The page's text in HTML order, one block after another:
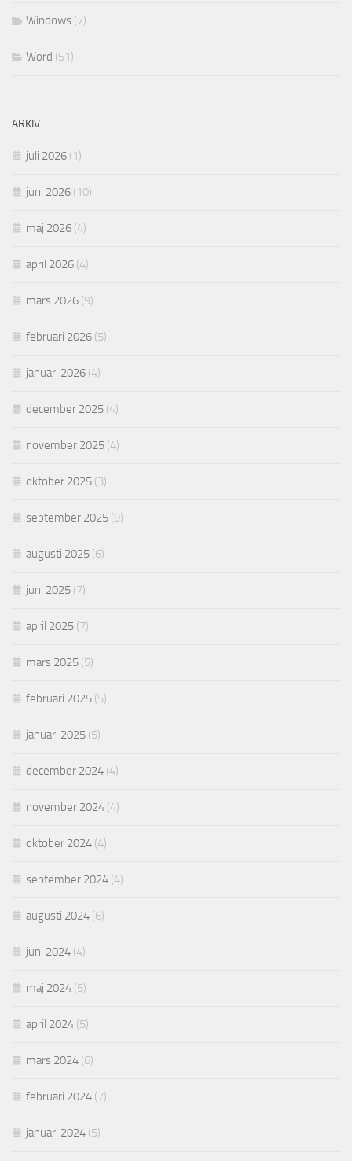
Windows (7)
Word (51)
ARKIV
juli 2026 (1)
juni 2026 (10)
maj 2026 (4)
april 2026 (4)
mars 2026 (9)
februari 2026 (5)
januari 2026 (4)
december 2025 (4)
november 2025 (4)
oktober 2025 (3)
september 2025 (9)
augusti 2025 (6)
juni 2025 (7)
april 2025 (7)
mars 2025 (5)
februari 2025 (5)
januari 2025 (5)
december 2024 (4)
november 2024 (4)
oktober 2024 (4)
september 2024 (4)
augusti 2024 (6)
juni 2024 (4)
maj 2024 (5)
april 2024 (5)
mars 2024 (6)
februari 2024 (7)
januari 2024 (5)